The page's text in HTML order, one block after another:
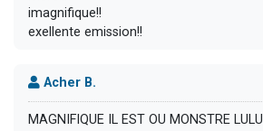
imagnifique!!
exellente emission!!
Acher B.
MAGNIFIQUE IL EST OU MONSTRE LULU